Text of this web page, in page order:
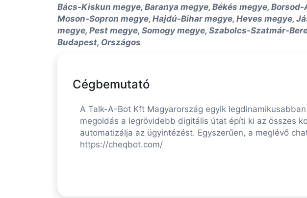
Bács-Kiskun megye, Baranya megye, Békés megye,
Moson-Sopron megye, Hajdú-Bihar megye, Heves megye,
megye, Pest megye, Somogy megye, Szabolcs-Szatmár-
Budapest, Országos
Cégbemutató
A Talk-A-Bot Kft Magyarország egyik
megoldás a legrövidebb digitális útat építi ki az összes
automatizálja az ügyintézést. Egyszerűen, a meglévő
https://cheqbot.com/